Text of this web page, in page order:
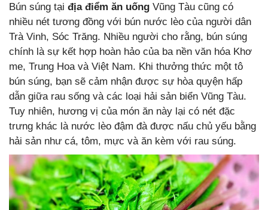
Bún súng tại địa điểm ăn uống Vũng Tàu cũng có
nhiều nét tương đồng với bún nước lèo của người dân
Trà Vinh, Sóc Trăng. Nhiều người cho rằng, bún súng
chính là sự kết hợp hoàn hảo của ba nền văn hóa Khơ
me, Trung Hoa và Việt Nam. Khi thưởng thức một tô
bún súng, bạn sẽ cảm nhận được sự hòa quyện hấp
dẫn giữa rau sống và các loại hải sản biển Vũng Tàu.
Tuy nhiên, hương vị của món ăn này lại có nét đặc
trưng khác là nước lèo đậm đà được nấu chủ yếu bằng
hải sản như cá, tôm, mực và ăn kèm với rau súng.